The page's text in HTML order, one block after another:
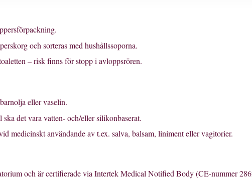
och sorteras med hushållssoporna.
– risk finns för stopp i avloppsrören.
eller vaselin.
det vara vatten- och/eller silikonbaserat.
medicinskt användande av t.ex. salva, balsam, liniment eller vagitorier.
och är certifierade via Intertek Medical Notified Body (CE-nummer